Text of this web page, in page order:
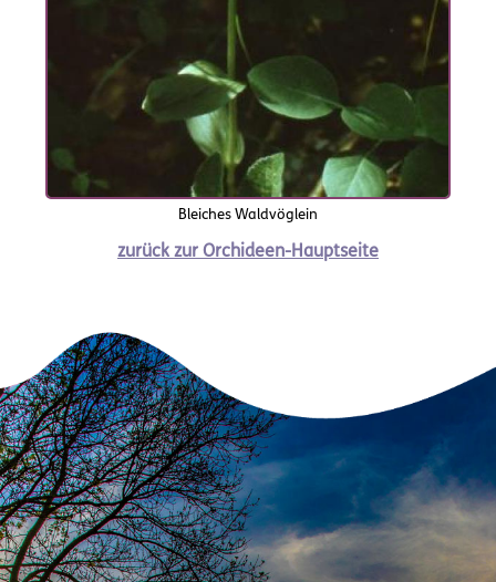
Bleiches Waldvöglein
zurück zur Orchideen-Hauptseite